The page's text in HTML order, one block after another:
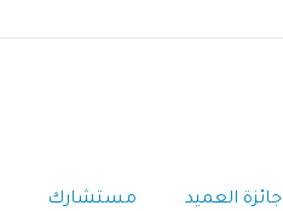
جائزة العميد مستشارك